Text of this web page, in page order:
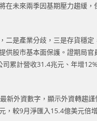
在未來兩季因基期壓力趨緩，
二是產業分歧，三是存貨穩定
供股市基本面保護。證期局官
司累計營收31.4兆元、年增
新外資數字，顯示外資轉趨
，較9月淨匯入15.4億美元倍